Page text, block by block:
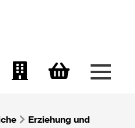
Menü
Erziehung und